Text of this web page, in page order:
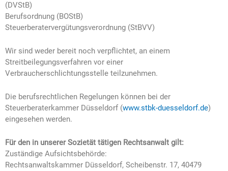
(DVStB)
Berufsordnung (BOStB)
Steuerberatervergütungsverordnung (StBVV)
Wir sind weder bereit noch verpflichtet, an einem
Streitbeilegungsverfahren vor einer
Verbraucherschlichtungsstelle teilzunehmen.
Die berufsrechtlichen Regelungen können bei der
Steuerberaterkammer Düsseldorf (www.stbk-duesseldorf.de)
eingesehen werden.
Für den in unserer Sozietät tätigen Rechtsanwalt gilt:
Zuständige Aufsichtsbehörde:
Rechtsanwaltskammer Düsseldorf, Scheibenstr. 17, 40479